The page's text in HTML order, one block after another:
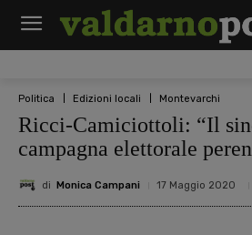
Politica Edizioni locali Montevarchi
Ricci-Camiciottoli: “Il
campagna elettorale
di Monica Campani 17 Maggio 2020